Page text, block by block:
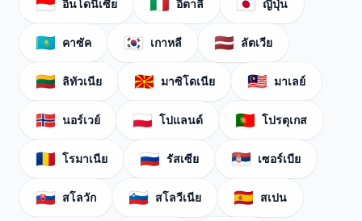
🇮🇩 อินโดนีเซีย 🇮🇹 อิตาลี 🇯🇵 ญี่ปุ่น
🇰🇿 คาซัค 🇰🇷 เกาหลี 🇱🇻 ลัตเวีย
🇱🇹 ลิทัวเนีย 🇲🇰 มาซิโดเนีย 🇲🇾 มาเลย์
🇳🇴 นอร์เวย์ 🇵🇱 โปแลนด์ 🇵🇹 โปรตุเกส
🇷🇴 โรมาเนีย 🇷🇺 รัสเซีย 🇷🇸 เซอร์เบีย
🇸🇰 สโลวัก 🇸🇮 สโลวีเนีย 🇪🇸 สเปน